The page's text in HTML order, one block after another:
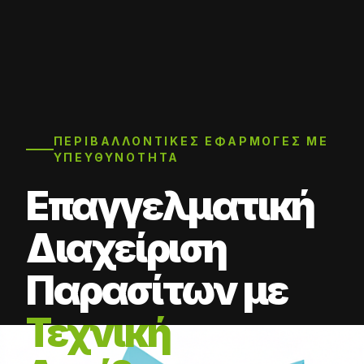
ΠΕΡΙΒΑΛΛΟΝΤΙΚΈΣ ΕΦΑΡΜΟΓΈΣ ΜΕ
ΥΠΕΥΘΥΝΌΤΗΤΑ
Επαγγελματική
Διαχείριση
Παρασίτων με
Τεχνική